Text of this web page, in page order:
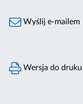
Wyślij e-mailem
Wersja do druku